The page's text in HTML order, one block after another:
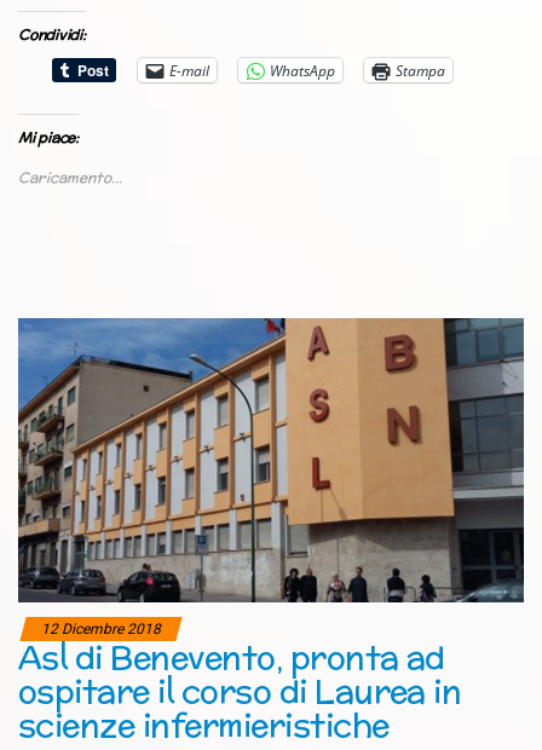
Condividi:
E-mail
WhatsApp Stampa
Mi piace:
Caricamento...
12 Dicembre 2018
Asl di Benevento, pronta ad
ospitare il corso di Laurea in
scienze infermieristiche